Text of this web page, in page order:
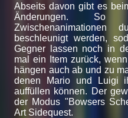
Abseits davon gibt es
Änderungen. So
Zwischenanimationen
beschleunigt werden,
Gegner lassen noch in
mal ein Item zurück,
hängen auch ab und zu
denen Mario und Luigi
auffüllen können. Der
der Modus "Bowsers
Art Sidequest.